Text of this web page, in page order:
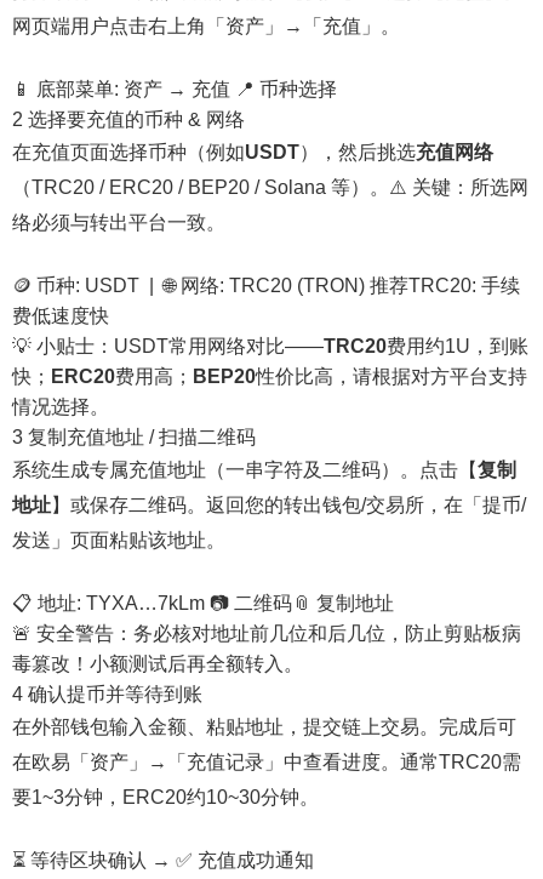
网页端用户点击右上角「资产」→「充值」。
📱 底部菜单: 资产 → 充值 📍 币种选择
2 选择要充值的币种 & 网络
在充值页面选择币种（例如USDT），然后挑选充值网络
（TRC20 / ERC20 / BEP20 / Solana 等）。 ⚠️ 关键：所选网
络必须与转出平台一致。
🪙 币种: USDT | 🌐 网络: TRC20 (TRON) 推荐TRC20: 手续
费低速度快
💡 小贴士：USDT常用网络对比——TRC20费用约1U，到账
快； ERC20费用高； BEP20性价比高，请根据对方平台支持
情况选择。
3 复制充值地址 / 扫描二维码
系统生成专属充值地址（一串字符及二维码）。点击【复制
地址】或保存二维码。返回您的转出钱包/交易所，在「提币/
发送」页面粘贴该地址。
📋 地址: TYXA…7kLm 📷 二维码📎 复制地址
🚨 安全警告：务必核对地址前几位和后几位，防止剪贴板病
毒篡改！小额测试后再全额转入。
4 确认提币并等待到账
在外部钱包输入金额、粘贴地址，提交链上交易。完成后可
在欧易「资产」→「充值记录」中查看进度。通常TRC20需
要1~3分钟，ERC20约10~30分钟。
⏳ 等待区块确认 → ✅ 充值成功通知